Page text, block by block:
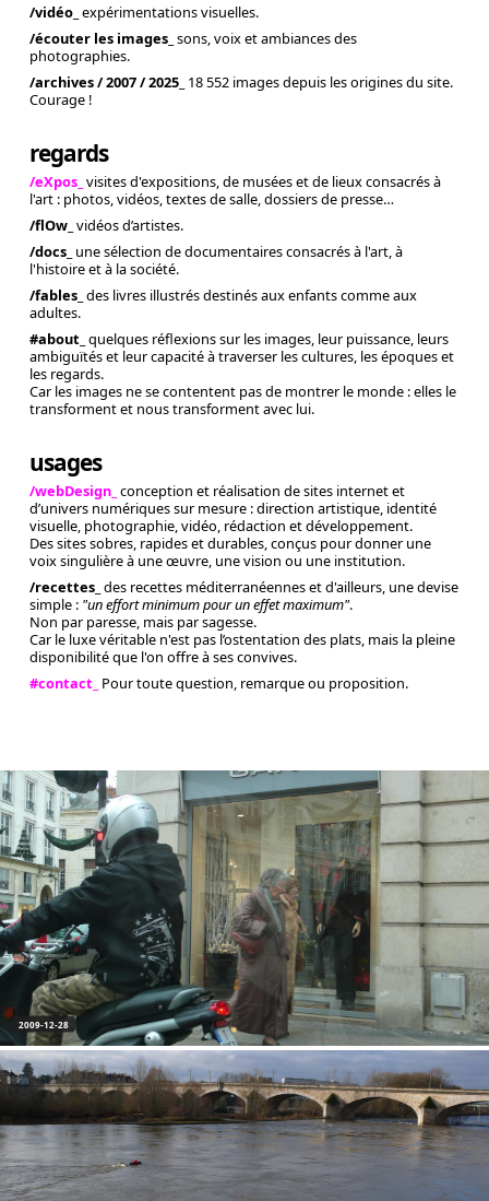
/vidéo_ expérimentations visuelles.
/écouter les images_ sons, voix et ambiances des
photographies.
/archives / 2007 / 2025_ 18 552 images depuis les origines du site.
Courage !
regards
/eXpos_ visites d'expositions, de musées et de lieux consacrés à
l'art : photos, vidéos, textes de salle, dossiers de presse…
/flOw_ vidéos d’artistes.
/docs_ une sélection de documentaires consacrés à l'art, à
l'histoire et à la société.
/fables_ des livres illustrés destinés aux enfants comme aux
adultes.
#about_ quelques réflexions sur les images, leur puissance, leurs
ambiguïtés et leur capacité à traverser les cultures, les époques et
les regards.
Car les images ne se contentent pas de montrer le monde : elles le
transforment et nous transforment avec lui.
usages
/webDesign_ conception et réalisation de sites internet et
d’univers numériques sur mesure : direction artistique, identité
visuelle, photographie, vidéo, rédaction et développement.
Des sites sobres, rapides et durables, conçus pour donner une
voix singulière à une œuvre, une vision ou une institution.
/recettes_ des recettes méditerranéennes et d'ailleurs, une devise
simple : "un effort minimum pour un effet maximum".
Non par paresse, mais par sagesse.
Car le luxe véritable n'est pas l’ostentation des plats, mais la pleine
disponibilité que l'on offre à ses convives.
#contact_ Pour toute question, remarque ou proposition.
2009-12-28